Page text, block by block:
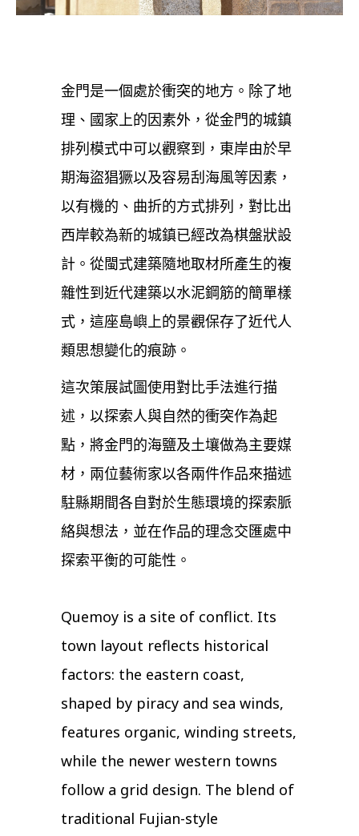
金門是一個處於衝突的地方。除了地
理、國家上的因素外，從金門的城鎮
排列模式中可以觀察到，東岸由於早
期海盜猖獗以及容易刮海風等因素，
以有機的、曲折的方式排列，對比出
西岸較為新的城鎮已經改為棋盤狀設
計。從閩式建築隨地取材所產生的複
雜性到近代建築以水泥鋼筋的簡單樣
式，這座島嶼上的景觀保存了近代人
類思想變化的痕跡。
這次策展試圖使用對比手法進行描
述，以探索人與自然的衝突作為起
點，將金門的海鹽及土壤做為主要媒
材，兩位藝術家以各兩件作品來描述
駐縣期間各自對於生態環境的探索脈
絡與想法，並在作品的理念交匯處中
探索平衡的可能性。
Quemoy is a site of conflict. Its
town layout reflects historical
factors: the eastern coast,
shaped by piracy and sea winds,
features organic, winding streets,
while the newer western towns
follow a grid design. The blend of
traditional Fujian-style